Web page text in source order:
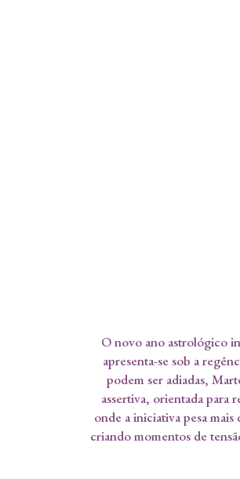
O novo ano astrológico
apresenta-se sob a
podem ser adiadas,
assertiva, orientada para
onde a iniciativa pesa
criando momentos de